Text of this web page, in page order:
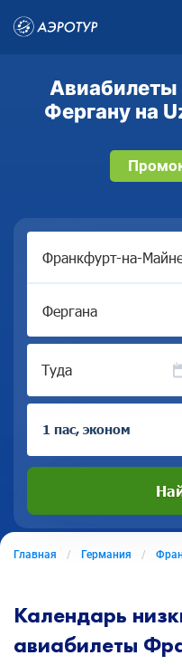
Авиабилеты
Фергану на
Туда
1 пас, эконом
Главная Германия
Календарь
авиабилеты